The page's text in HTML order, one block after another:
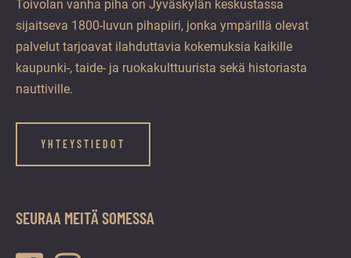
Toivolan vanha piha on Jyväskylän keskustassa
sijaitseva 1800-luvun pihapiiri, jonka ympärillä olevat
palvelut tarjoavat ilahduttavia kokemuksia kaikille
kaupunki-, taide- ja ruokakulttuurista sekä historiasta
nauttiville.
YHTEYSTIEDOT
SEURAA MEITÄ SOMESSA